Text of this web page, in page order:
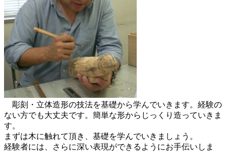
彫刻・立体造形の技法を基礎から学んでいきます。経験の
ない方でも大丈夫です。簡単な形からじっくり造っていきま
す。
まずは木に触れて頂き、基礎を学んでいきましょう。
経験者には、さらに深い表現ができるようにお手伝いしま